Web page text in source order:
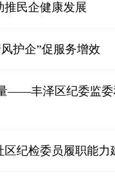
推民企健康发展
护企”促服务增效
——丰泽区纪委监
纪检委员履职能力